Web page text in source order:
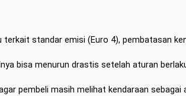
standar emisi (Euro 4), pembatasan
bisa menurun drastis setelah aturan
pembeli masih melihat kendaraan sebagai